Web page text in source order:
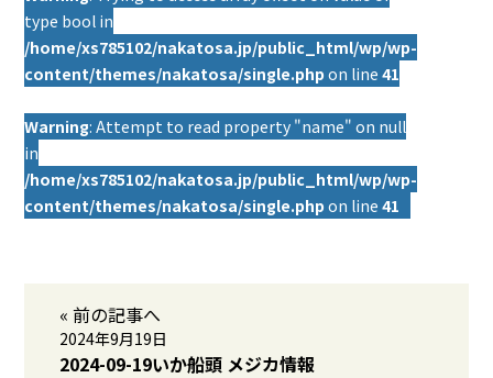
type bool in
/home/xs785102/nakatosa.jp/public_html/wp/wp-
content/themes/nakatosa/single.php on line41
Warning: Attempt to read property "name" on null
in
/home/xs785102/nakatosa.jp/public_html/wp/wp-
content/themes/nakatosa/single.php on line41
« 前の記事へ
2024年9月19日
2024-09-19いか船頭 メジカ情報